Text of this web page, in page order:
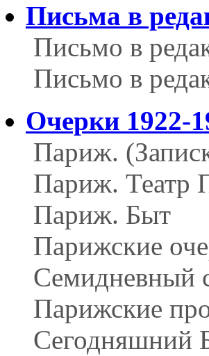
Письма в
Письмо в
Письмо в
Очерки 1922-
Париж.
Париж. Театр
Париж. Быт
Парижские
Семидневный
Парижские
Сегодняшний